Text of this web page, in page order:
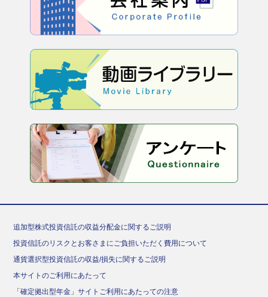
追加型株式投資信託の収益分配金に関するご説明
投資信託のリスクとお客さまにご負担いただく費用について
通貨選択型投資信託の収益/損失に関するご説明
本サイトのご利用にあたって
「確定拠出型年金」サイトご利用にあたっての注意